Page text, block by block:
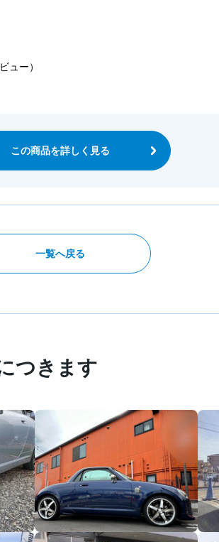
ュー）
この商品を詳しく見る
一覧へ戻る
つきます